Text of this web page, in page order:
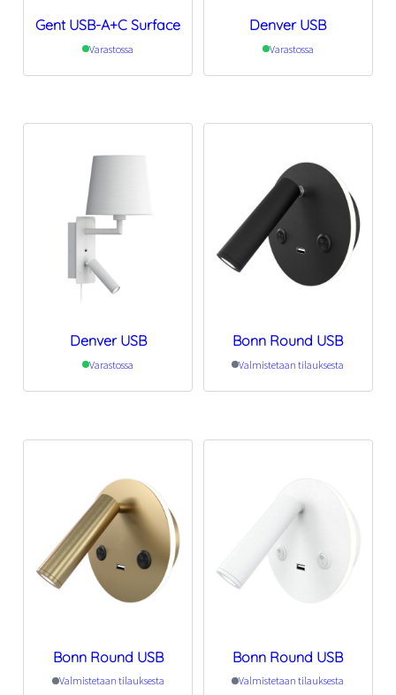
Gent USB-A+C Surface
Varastossa
Denver USB
Varastossa
Denver USB
Varastossa
Bonn Round USB
Valmistetaan tilauksesta
Bonn Round USB
Valmistetaan tilauksesta
Bonn Round USB
Valmistetaan tilauksesta